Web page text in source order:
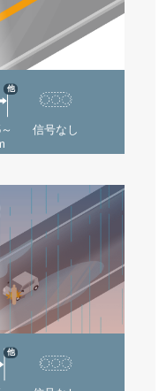
他
信号なし
他